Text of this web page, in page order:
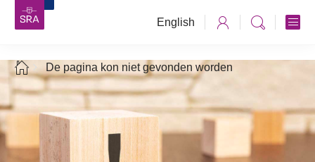
English
De pagina kon niet gevonden worden